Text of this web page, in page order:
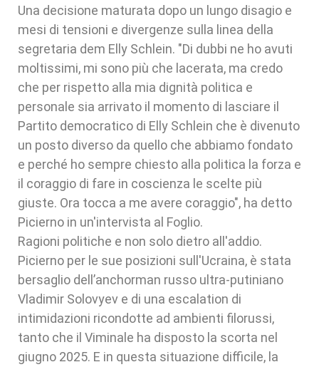
Una decisione maturata dopo un lungo disagio e
mesi di tensioni e divergenze sulla linea della
segretaria dem Elly Schlein. "Di dubbi ne ho avuti
moltissimi, mi sono più che lacerata, ma credo
che per rispetto alla mia dignità politica e
personale sia arrivato il momento di lasciare il
Partito democratico di Elly Schlein che è divenuto
un posto diverso da quello che abbiamo fondato
e perché ho sempre chiesto alla politica la forza e
il coraggio di fare in coscienza le scelte più
giuste. Ora tocca a me avere coraggio", ha detto
Picierno in un'intervista al Foglio.
Ragioni politiche e non solo dietro all'addio.
Picierno per le sue posizioni sull'Ucraina, è stata
bersaglio dell’anchorman russo ultra-putiniano
Vladimir Solovyev e di una escalation di
intimidazioni ricondotte ad ambienti filorussi,
tanto che il Viminale ha disposto la scorta nel
giugno 2025. E in questa situazione difficile, la